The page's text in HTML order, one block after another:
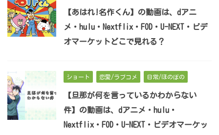
【あはれ!名作くん】の動画は、dアニ
メ・hulu・Nextflix・FOD・U-NEXT・ビデ
オマーケットどこで見れる？
ショート 恋愛/ラブコメ 日常/ほのぼの
【旦那が何を言っているかわからない
件】の動画は、dアニメ・hulu・
Nextflix・FOD・U-NEXT・ビデオマーケッ